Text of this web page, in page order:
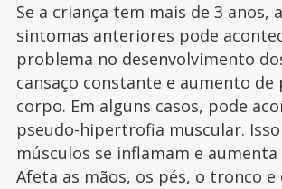
Se a criança tem mais de 3 anos,
sintomas anteriores pode
problema no desenvolvimento
cansaço constante e aumento de
corpo. Em alguns casos, pode
pseudo-hipertrofia muscular.
músculos se inflamam e
Afeta as mãos, os pés, o tronco e